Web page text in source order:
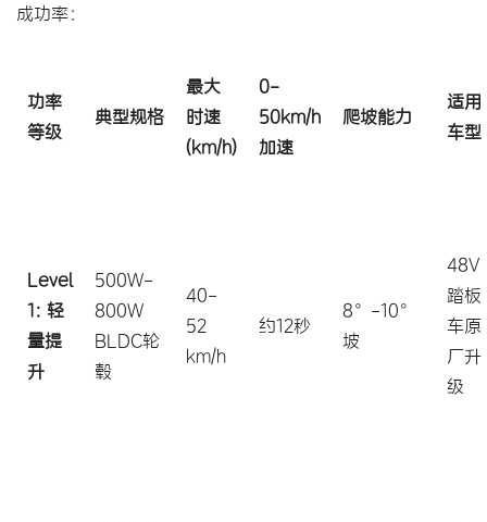
成功率：
功率
等级
典型规格
最大
时速
(km/h)
0-
50km/h
加速
爬坡能力
适用
车型
Level
1: 轻
量提
升
500W-
800W
BLDC轮
毂
40-
52
km/h
约12秒
8°-10°
坡
48V
踏板
车原
厂升
级